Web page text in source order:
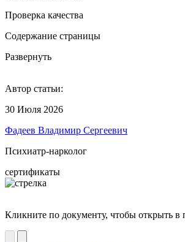
Проверка качества
Содержание страницы
Развернуть
Автор статьи:
30 Июля 2026
Фадеев Владимир Сергеевич
Психиатр-нарколог
сертификаты
Кликните по документу, чтобы открыть в